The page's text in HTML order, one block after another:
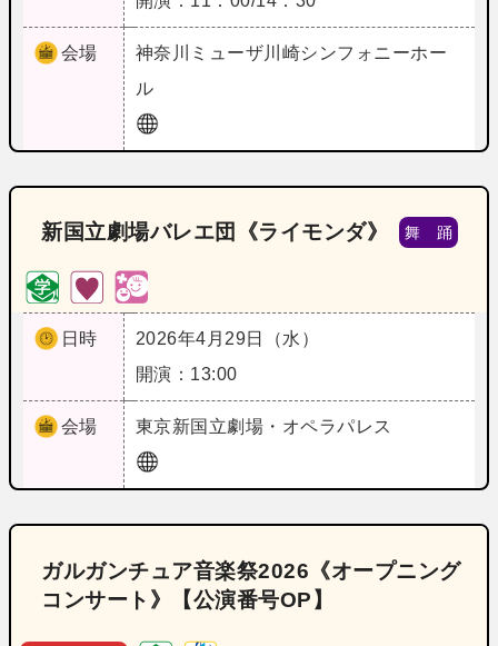
会場 神奈川
ミューザ川崎シンフォニーホー
ル
新国立劇場バレエ団《ライモンダ》 舞 踊
日時
2026年4月29日（水）
開演：13:00
会場 東京新国立劇場・オペラパレス
ガルガンチュア音楽祭2026《オープニング
コンサート》【公演番号OP】